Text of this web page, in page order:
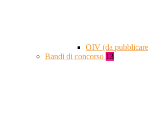
OIV (da
Bandi di concorso 13